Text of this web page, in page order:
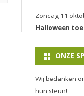
Zondag 11
Halloween
ONZE
Wij bedanken
hun steun!